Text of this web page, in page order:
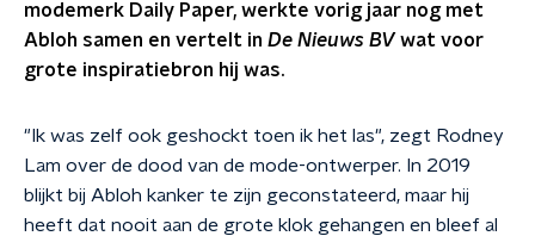
modemerk Daily Paper, werkte vorig jaar nog met
Abloh samen en vertelt in De Nieuws BV wat voor
grote inspiratiebron hij was.
"Ik was zelf ook geshockt toen ik het las", zegt Rodney
Lam over de dood van de mode-ontwerper. In 2019
blijkt bij Abloh kanker te zijn geconstateerd, maar hij
heeft dat nooit aan de grote klok gehangen en bleef al